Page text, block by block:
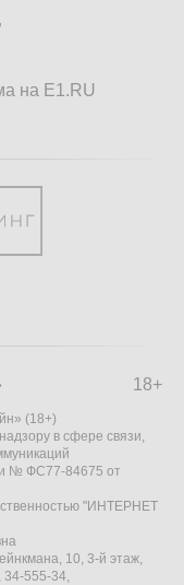
на E1.RU
18+
(18+)
в сфере связи,
№ ФС77-84675 от
"ИНТЕРНЕТ
10, 3-й этаж,
34-555-34,